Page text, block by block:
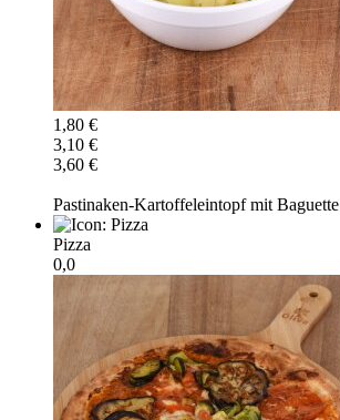
1,80 €
3,10 €
3,60 €
Pastinaken-Kartoffeleintopf mit Baguette
Pizza
0,0